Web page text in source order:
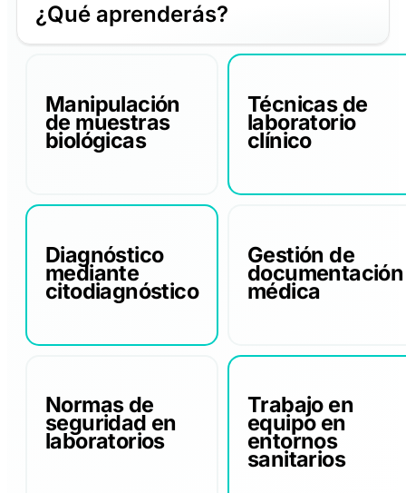
¿Qué aprenderás?
Manipulación
de muestras
biológicas
Técnicas de
laboratorio
clínico
Diagnóstico
mediante
citodiagnóstico
Gestión de
documentación
médica
Normas de
seguridad en
laboratorios
Trabajo en
equipo en
entornos
sanitarios